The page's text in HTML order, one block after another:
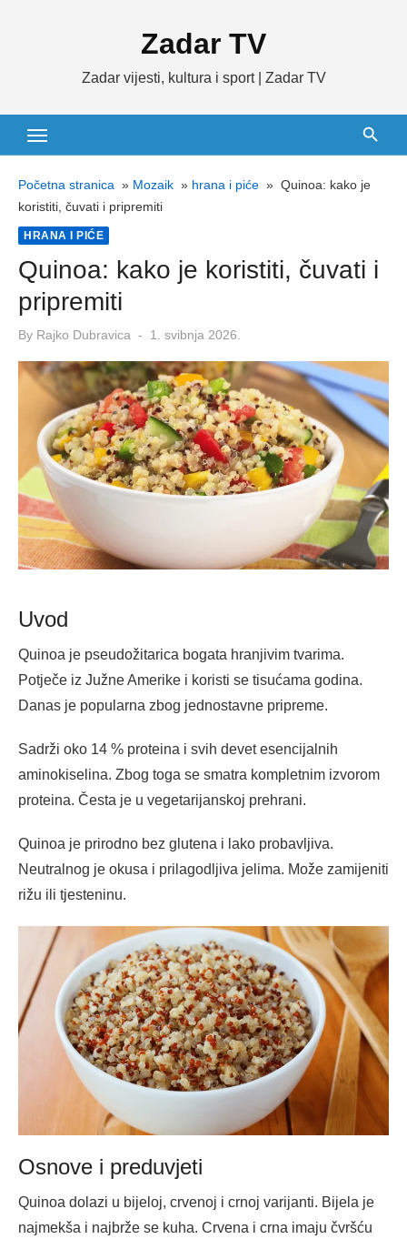
Zadar TV
Zadar vijesti, kultura i sport | Zadar TV
Početna stranica » Mozaik » hrana i piće » Quinoa: kako je
koristiti, čuvati i pripremiti
HRANA I PIĆE
Quinoa: kako je koristiti, čuvati i
pripremiti
By Rajko Dubravica
Posted
1. svibnja 2026.
Uvod
Quinoa je pseudožitarica bogata hranjivim tvarima.
Potječe iz Južne Amerike i koristi se tisućama godina.
Danas je popularna zbog jednostavne pripreme.
Sadrži oko 14 % proteina i svih devet esencijalnih
aminokiselina. Zbog toga se smatra kompletnim izvorom
proteina. Česta je u vegetarijanskoj prehrani.
Quinoa je prirodno bez glutena i lako probavljiva.
Neutralnog je okusa i prilagodljiva jelima. Može zamijeniti
rižu ili tjesteninu.
Osnove i preduvjeti
Quinoa dolazi u bijeloj, crvenoj i crnoj varijanti. Bijela je
najmekša i najbrže se kuha. Crvena i crna imaju čvršću